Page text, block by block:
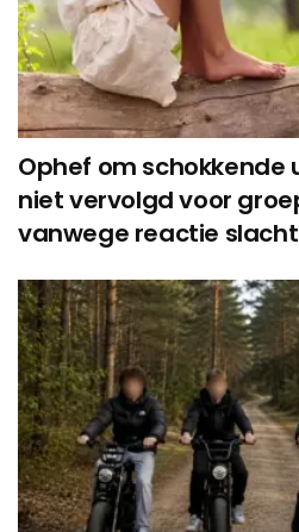
Ophef om schokkende
niet vervolgd voor
vanwege reactie